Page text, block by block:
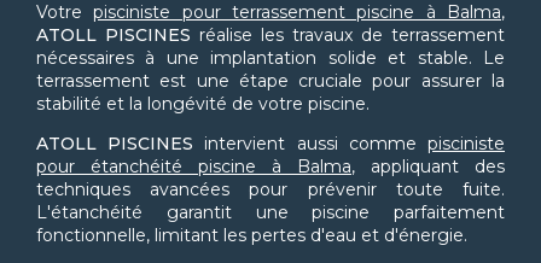
Votrepisciniste pour terrassement piscine à Balma,
ATOLL PISCINES réalise les travaux de terrassement
nécessaires à une implantation solide et stable. Le
terrassement est une étape cruciale pour assurer la
stabilité et la longévité de votre piscine.
ATOLL PISCINES intervient aussi commepisciniste
pour étanchéité piscine à Balma, appliquant des
techniques avancées pour prévenir toute fuite.
L'étanchéité garantit une piscine parfaitement
fonctionnelle, limitant les pertes d'eau et d'énergie.